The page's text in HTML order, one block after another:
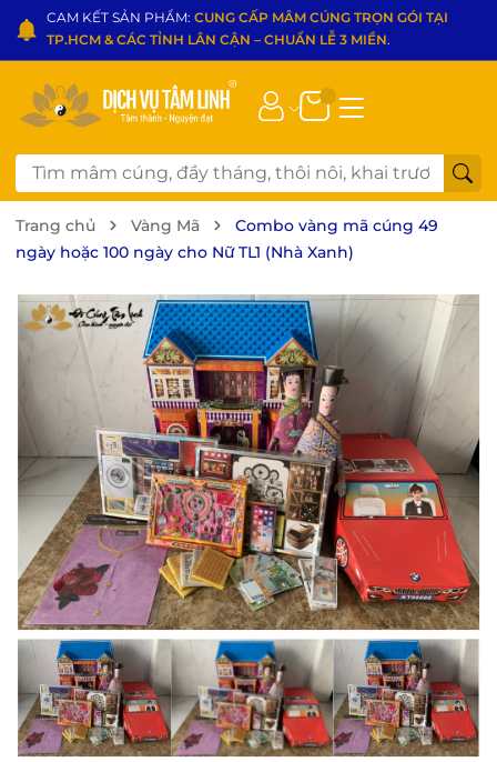
CAM KẾT SẢN PHẨM: CUNG CẤP MÂM CÚNG TRỌN GÓI TẠI
TP.HCM & CÁC TỈNH LÂN CẬN – CHUẨN LỄ 3 MIỀN.
Trang chủ Vàng Mã
Combo vàng mã cúng 49
ngày hoặc 100 ngày cho Nữ TL1 (Nhà Xanh)